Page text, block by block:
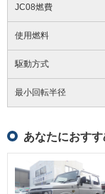
JC08燃費
使用燃料
駆動方式
最小回転半径
あなたにおす